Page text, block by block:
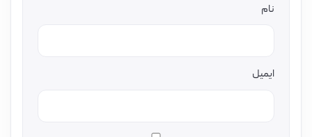
نام
ایمیل